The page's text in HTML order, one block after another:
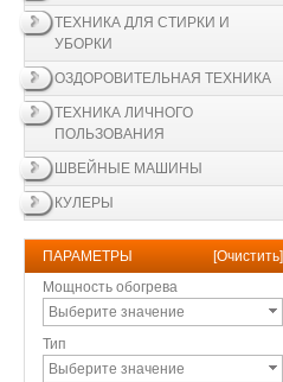
ТЕХНИКА ДЛЯ СТИРКИ И
УБОРКИ
ОЗДОРОВИТЕЛЬНАЯ ТЕХНИКА
ТЕХНИКА ЛИЧНОГО
ПОЛЬЗОВАНИЯ
ШВЕЙНЫЕ МАШИНЫ
КУЛЕРЫ
ПАРАМЕТРЫ [Очистить]
Мощность обогрева
Выберите значение
Тип
Выберите значение